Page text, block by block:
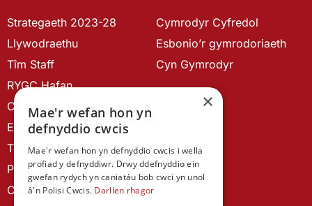
Strategaeth 2023-28
Llywodraethu
Tîm Staff
RYGC Hafan
Canllawiau brandio
Ein Hanes
Telerau ac Amodau
Polisi Preifatrwydd
Cysylltu â ni
Cymrodyr Cyfredol
Esbonio’r gymrodoriaeth
Cyn Gymrodyr
×
Mae'r wefan hon yn
defnyddio cwcis
Mae'r wefan hon yn defnyddio cwcis i wella
profiad y defnyddiwr. Drwy ddefnyddio ein
gwefan rydych yn caniatáu bob cwci yn unol
â'n Polisi Cwcis. Darllen rhagor